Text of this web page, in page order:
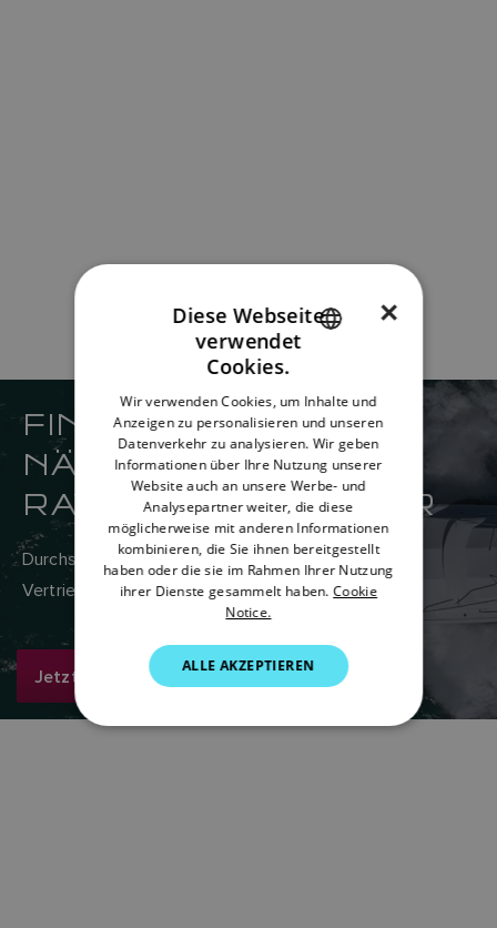
FINDEN SIE IHREN
NÄCHSTGELEGENEN
RAYMARINE-HÄNDLER
Durchsuchen Sie hier das weltweite Netzwerk von
Vertriebs- und Servicehändlern von Raymarine.
Jetzt suchen
DANISH
ITALIAN
SWEDISH
GERMAN
DUTCH
NORWEGIAN
FINNISH
×
Diese Webseite
verwendet
Cookies.
Wir verwenden Cookies, um Inhalte und
Anzeigen zu personalisieren und unseren
Datenverkehr zu analysieren. Wir geben
Informationen über Ihre Nutzung unserer
Website auch an unsere Werbe- und
Analysepartner weiter, die diese
möglicherweise mit anderen Informationen
kombinieren, die Sie ihnen bereitgestellt
haben oder die sie im Rahmen Ihrer Nutzung
ihrer Dienste gesammelt haben. Cookie
Notice.
ALLE AKZEPTIEREN